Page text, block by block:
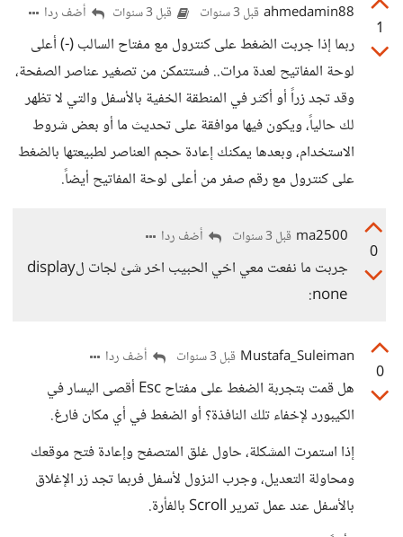
1
ahmedamin88 قبل 3 سنوات قبل 3 سنوات أضف ردا
ربما إذا جربت الضغط على كنترول مع مفتاح السالب (-) أعلى
لوحة المفاتيح لعدة مرات.. فستتمكن من تصغير عناصر الصفحة،
وقد تجد زراً أو أكثر في المنطقة الخفية بالأسفل والتي لا تظهر
لك حالياً، ويكون فيها موافقة على تحديث ما أو بعض شروط
الاستخدام، وبعدها يمكنك إعادة حجم العناصر لطبيعتها بالضغط
على كنترول مع رقم صفر من أعلى لوحة المفاتيح أيضاً.
0
ma2500 قبل 3 سنوات أضف ردا
جربت ما نفعت معي اخي الحبيب اخر شئ لجات لdisplay
:none
0
Mustafa_Suleiman قبل 3 سنوات أضف ردا
هل قمت بتجربة الضغط على مفتاح Esc أقصى اليسار في
الكيبورد لإخفاء تلك النافذة؟ أو الضغط في أي مكان فارغ.
إذا استمرت المشكلة، حاول غلق المتصفح وإعادة فتح موقعك
ومحاولة التعديل، وجرب النزول لأسفل فربما تجد زر الإغلاق
بالأسفل عند عمل تمرير Scroll بالفأرة.